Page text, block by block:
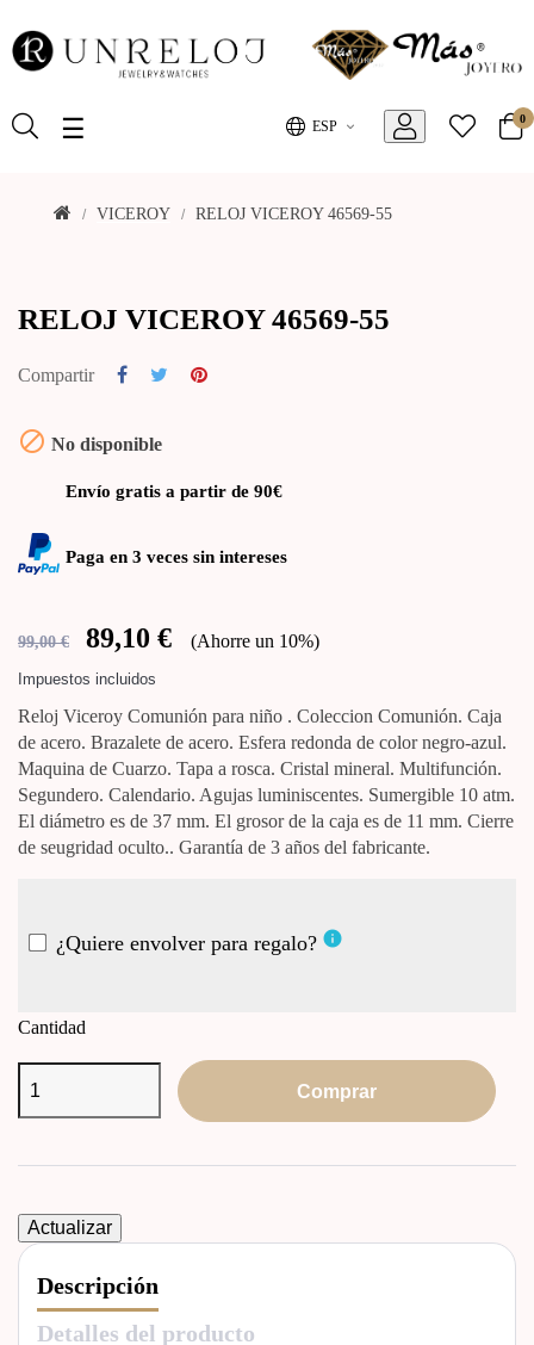
ESP 0
Toggle
☰
VICEROY RELOJ VICEROY 46569-55
RELOJ VICEROY 46569-55
Compartir
 No disponible
Envío gratis a partir de 90€
Paga en 3 veces sin intereses
99,00 € 89,10 € Ahorre un 10%
Impuestos incluidos
Reloj Viceroy Comunión para niño . Coleccion Comunión. Caja
de acero. Brazalete de acero. Esfera redonda de color negro-azul.
Maquina de Cuarzo. Tapa a rosca. Cristal mineral. Multifunción.
Segundero. Calendario. Agujas luminiscentes. Sumergible 10 atm.
El diámetro es de 37 mm. El grosor de la caja es de 11 mm. Cierre
de seugridad oculto.. Garantía de 3 años del fabricante.
¿Quiere envolver para regalo? info
Cantidad
Comprar
Descripción
Detalles del producto